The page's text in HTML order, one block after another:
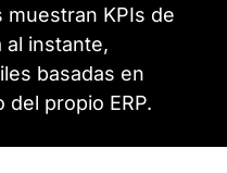
muestran KPIs de
instante,
basadas en
propio ERP.